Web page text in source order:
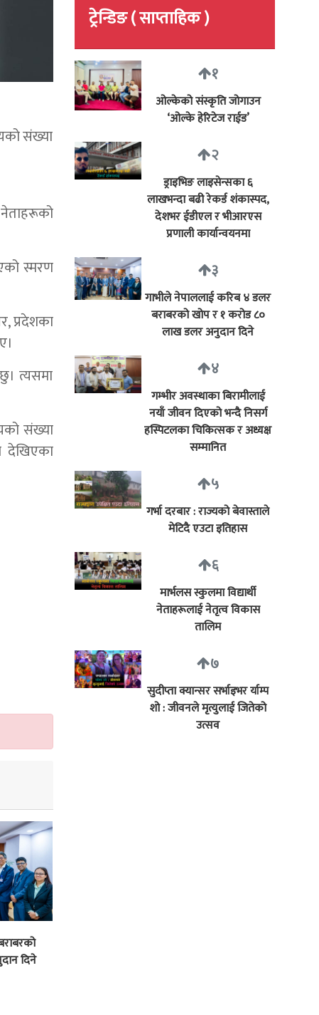
संख्या
स्मरण
प्रदेशका
त्यसमा
संख्या
देखिएका
दिने
ट्रेन्डिङ ( साप्ताहिक )
१
ओल्केको संस्कृति जोगाउन
‘ओल्के हेरिटेज राईड’
२
ड्राइभिङ लाइसेन्सका ६
लाखभन्दा बढी रेकर्ड शंकास्पद,
देशभर ईडीएल र भीआरएस
प्रणाली कार्यान्वयनमा
३
गाभीले नेपाललाई करिब ४ डलर
बराबरको खोप र १ करोड ८०
लाख डलर अनुदान दिने
४
गम्भीर अवस्थाका बिरामीलाई
नयाँ जीवन दिएको भन्दै निसर्ग
हस्पिटलका चिकित्सक र अध्यक्ष
सम्मानित
५
गर्भा दरबार : राज्यको बेवास्ताले
मेटिदै एउटा इतिहास
६
मार्भलस स्कुलमा विद्यार्थी
नेताहरूलाई नेतृत्व विकास
तालिम
७
सुदीप्ता क्यान्सर सर्भाइभर र्याम्प
शो : जीवनले मृत्युलाई जितेको
उत्सव